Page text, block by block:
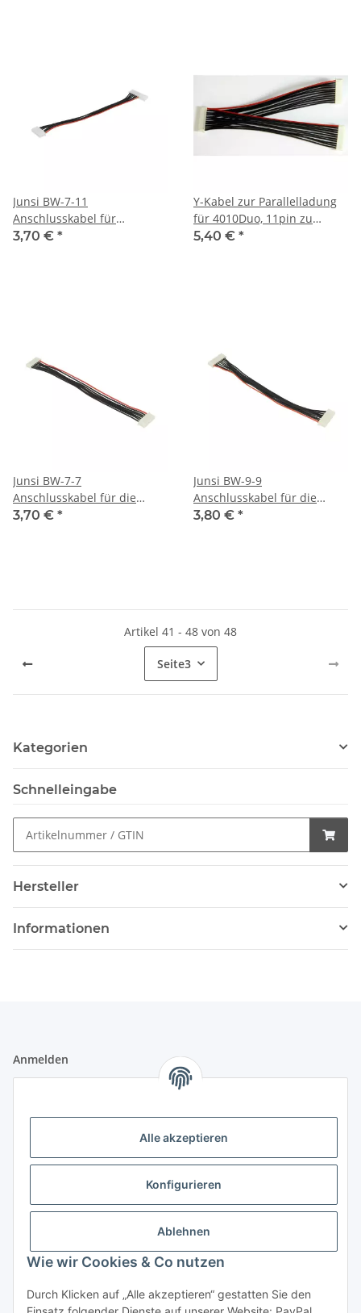
Alle akzeptieren
Konfigurieren
Ablehnen
Wie wir Cookies & Co nutzen
Durch Klicken auf „Alle akzeptieren“ gestatten Sie den
Junsi BW-7-11
Anschlusskabel für
Adapterplatte 6S - 7 adrig
3,70 € *
Y-Kabel zur Parallelladung
für 4010Duo, 11pin zu
11pin, 150 mm
5,40 € *
Junsi BW-7-7
Anschlusskabel für die
Adapterplatte des 406Duo
3,70 € *
Junsi BW-9-9
Anschlusskabel für die
Adapterplatte des 308Duo
3,80 € *
Artikel 41 - 48 von 48
Seite3
Kategorien
Schnelleingabe
Hersteller
Informationen
Anmelden
markierten Felder sind Pflichtfelder.
E-Mail-Adresse
Passwort
Anmelden
Neu hier?Jetzt registrieren!
Informationen